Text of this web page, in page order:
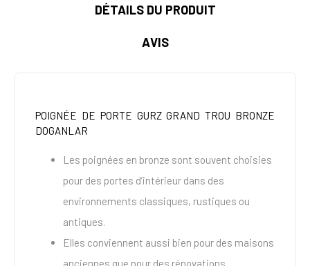
DÉTAILS DU PRODUIT
AVIS
POIGNÉE DE PORTE GURZ GRAND TROU BRONZE
DOGANLAR
Les poignées en bronze sont souvent choisies
pour des portes d’intérieur dans des
environnements classiques, rustiques ou
antiques.
Elles conviennent aussi bien pour des maisons